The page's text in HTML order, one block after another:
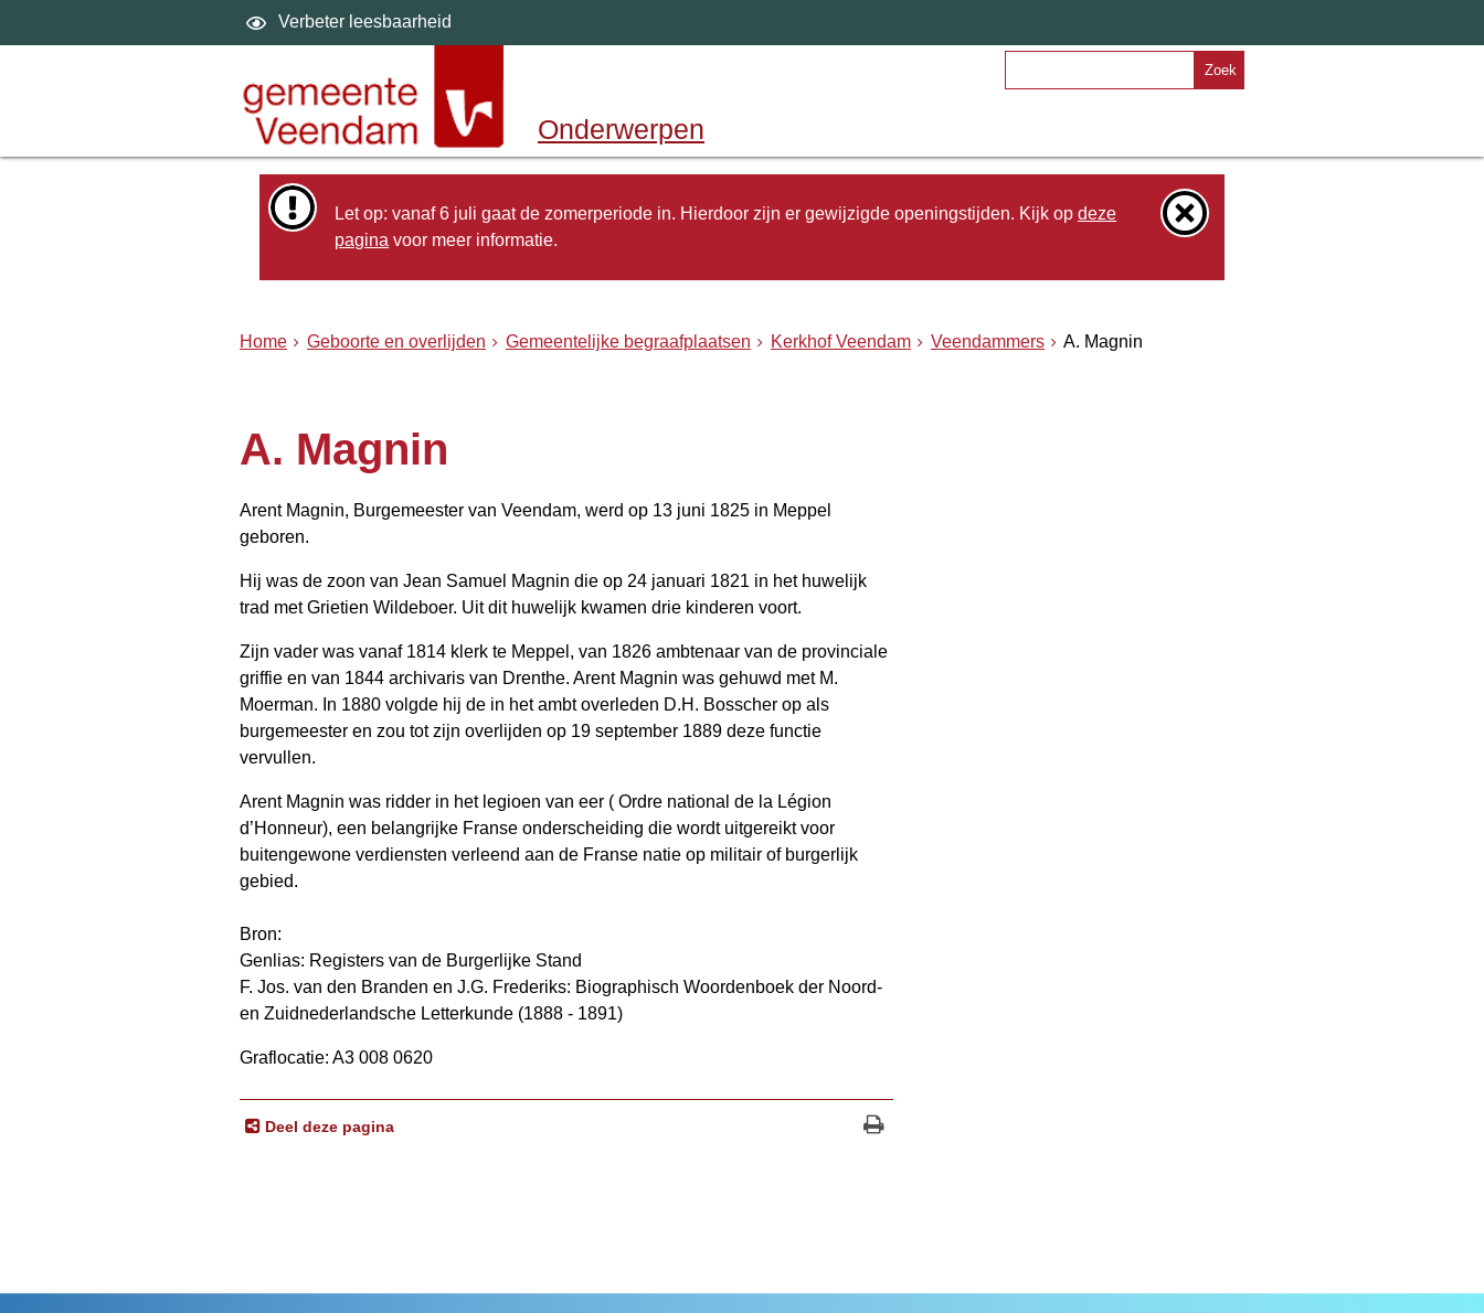
Verbeter leesbaarheid
Zoek
Onderwerpen
Let op: vanaf 6 juli gaat de zomerperiode in. Hierdoor zijn er gewijzigde openingstijden. Kijk opdeze
pagina voor meer informatie.
Home Geboorte en overlijden Gemeentelijke begraafplaatsen Kerkhof Veendam Veendammers A. Magnin
A. Magnin
Arent Magnin, Burgemeester van Veendam, werd op 13 juni 1825 in Meppel
geboren.
Hij was de zoon van Jean Samuel Magnin die op 24 januari 1821 in het huwelijk
trad met Grietien Wildeboer. Uit dit huwelijk kwamen drie kinderen voort.
Zijn vader was vanaf 1814 klerk te Meppel, van 1826 ambtenaar van de provinciale
griffie en van 1844 archivaris van Drenthe. Arent Magnin was gehuwd met M.
Moerman. In 1880 volgde hij de in het ambt overleden D.H. Bosscher op als
burgemeester en zou tot zijn overlijden op 19 september 1889 deze functie
vervullen.
Arent Magnin was ridder in het legioen van eer ( Ordre national de la Légion
d’Honneur), een belangrijke Franse onderscheiding die wordt uitgereikt voor
buitengewone verdiensten verleend aan de Franse natie op militair of burgerlijk
gebied.
Bron:
Genlias: Registers van de Burgerlijke Stand
F. Jos. van den Branden en J.G. Frederiks: Biographisch Woordenboek der Noord-
en Zuidnederlandsche Letterkunde (1888 - 1891)
Graflocatie: A3 008 0620
Deel deze pagina